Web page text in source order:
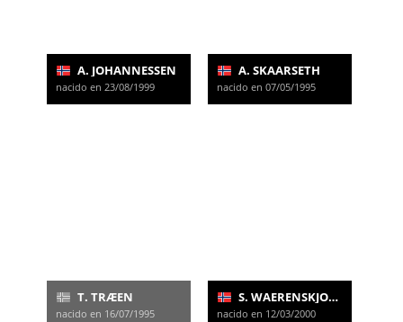
A. JOHANNESSEN
nacido en 23/08/1999
A. SKAARSETH
nacido en 07/05/1995
T. TRÆEN
nacido en 16/07/1995
S. WAERENSKJOLD
nacido en 12/03/2000